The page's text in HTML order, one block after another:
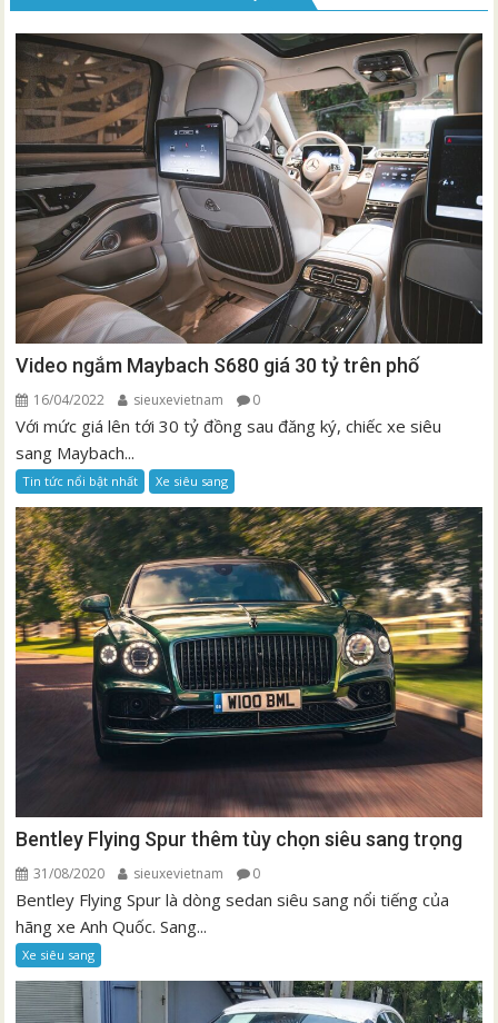
Video ngắm Maybach S680 giá 30 tỷ trên phố
16/04/2022 sieuxevietnam 0
Với mức giá lên tới 30 tỷ đồng sau đăng ký, chiếc xe siêu
sang Maybach...
Tin tức nổi bật nhất Xe siêu sang
Bentley Flying Spur thêm tùy chọn siêu sang trọng
31/08/2020 sieuxevietnam 0
Bentley Flying Spur là dòng sedan siêu sang nổi tiếng của
hãng xe Anh Quốc. Sang...
Xe siêu sang